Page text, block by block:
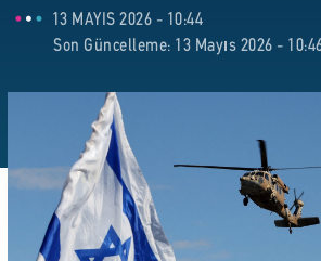
13 MAYIS 2026 - 10:44
Son Güncelleme: 13 Mayıs 2026 -